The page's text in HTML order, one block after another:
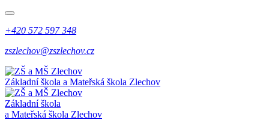
+420 572 597 348
zszlechov@zszlechov.cz
Základní škola a Mateřská škola Zlechov
Základní škola
a Mateřská škola Zlechov